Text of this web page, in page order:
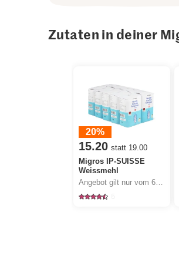
Zutaten in deiner
20%
15.20 statt 19.00
Migros IP-SUISSE
Weissmehl